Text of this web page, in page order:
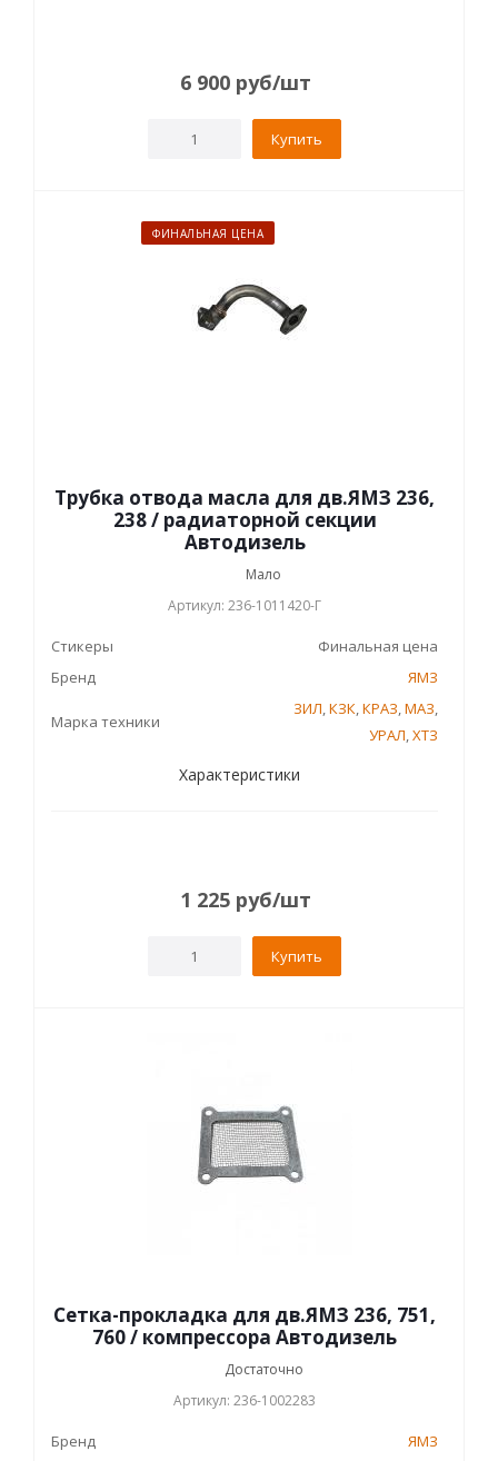
6 900руб/шт
Купить
ФИНАЛЬНАЯ ЦЕНА
Трубка отвода масла для дв.ЯМЗ 236,
238 / радиаторной секции
Автодизель
Мало
Артикул: 236-1011420-Г
Стикеры
Финальная цена
Бренд
ЯМЗ
Марка техники
ЗИЛ,КЗК,КРАЗ,МАЗ,
УРАЛ,ХТЗ
Характеристики
1 225руб/шт
Купить
Сетка-прокладка для дв.ЯМЗ 236, 751,
760 / компрессора Автодизель
Достаточно
Артикул: 236-1002283
Бренд ЯМЗ